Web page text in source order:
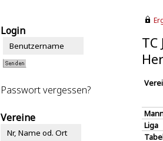
Login
Passwort vergessen?
Vereine
TC
Liga